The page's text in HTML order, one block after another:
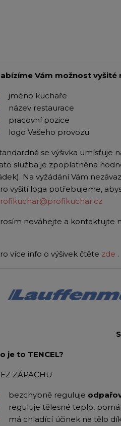
Vám možnost vyšité
jméno kuchaře
název restaurace
pracovní pozice
logo Vašeho provozu
se výšivka umísťuje
služba je zpoplatněna
Na vyžádání Vám
vyšití loga potřebujeme,
neváhejte a kontaktujte
více info o výšivek čtěte zde .
je to TENCEL?
ZÁPACHU
bezchybně reguluje
reguluje tělesné teplo,
má chladící účinek na tělo